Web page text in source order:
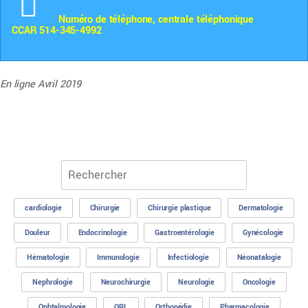
Numéro de téléphone, centrale téléphonique
CCAR 514-345-4992
En ligne Avril 2019
cardiologie Chirurgie Chirurgie plastique Dermatologie
Douleur Endocrinologie Gastroentérologie Gynécologie
Hématologie Immunologie Infectiologie Néonatalogie
Nephrologie Neurochirurgie Neurologie Oncologie